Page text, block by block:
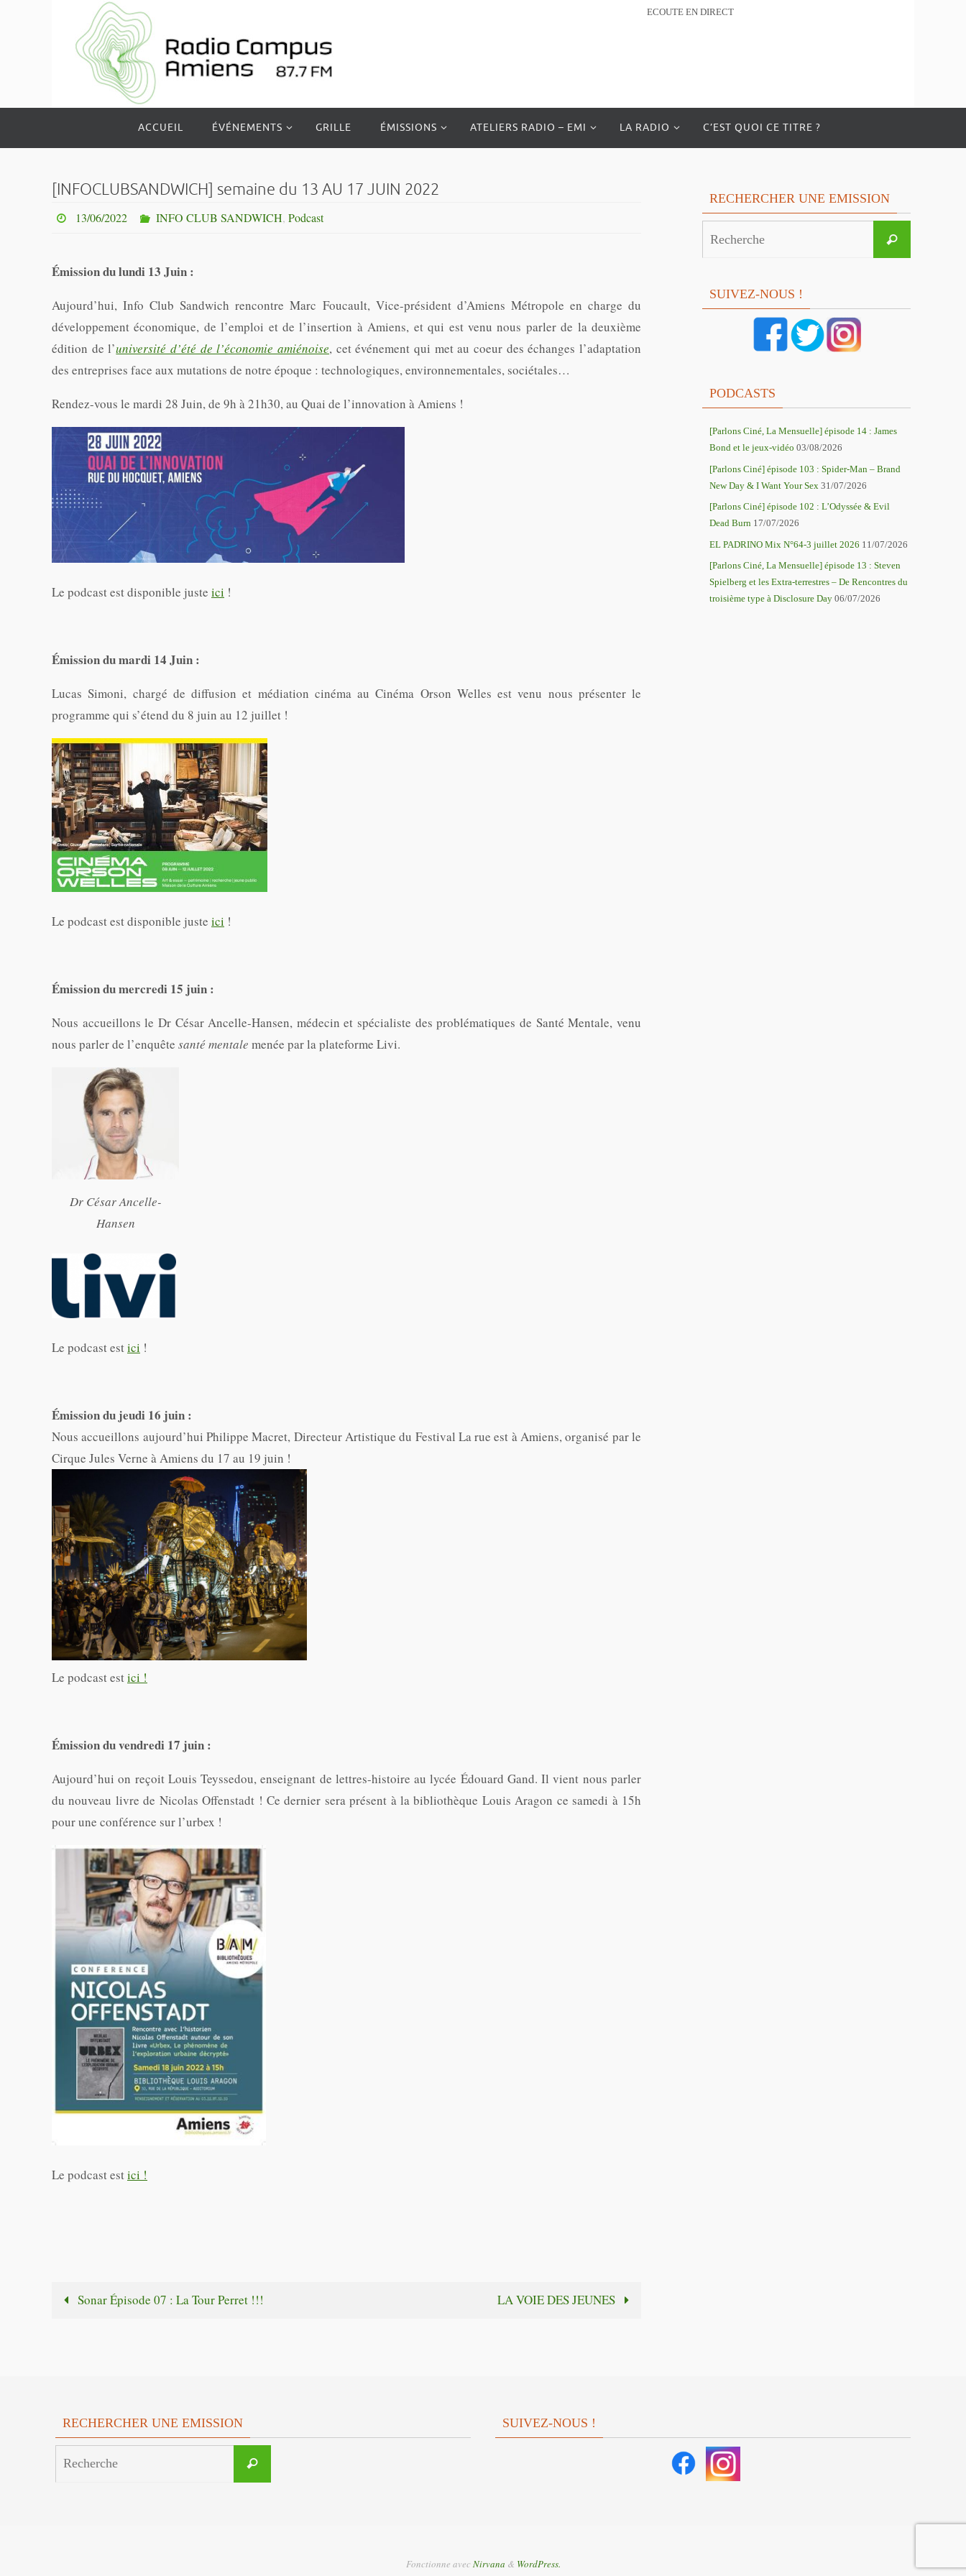
ECOUTE EN DIRECT
le
ACCUEIL ÉVÉNEMENTS GRILLE ÉMISSIONS ATELIERS RADIO – EMI LA RADIO C’EST QUOI CE TITRE ?
[INFOCLUBSANDWICH] semaine du 13 AU 17 JUIN 2022
13/06/2022 INFO CLUB SANDWICH, Podcast
Émission du lundi 13 Juin :
Aujourd’hui, Info Club Sandwich rencontre Marc Foucault, Vice-président d’Amiens Métropole en charge du
développement économique, de l’emploi et de l’insertion à Amiens, et qui est venu nous parler de la deuxième
édition de l’université d’été de l’économie amiénoise, cet événement qui met au coeur des échanges l’adaptation
des entreprises face aux mutations de notre époque : technologiques, environnementales, sociétales…
Rendez-vous le mardi 28 Juin, de 9h à 21h30, au Quai de l’innovation à Amiens !
Le podcast est disponible juste ici !
Émission du mardi 14 Juin :
Lucas Simoni, chargé de diffusion et médiation cinéma au Cinéma Orson Welles est venu nous présenter le
programme qui s’étend du 8 juin au 12 juillet !
Le podcast est disponible juste ici !
Émission du mercredi 15 juin :
Nous accueillons le Dr César Ancelle-Hansen, médecin et spécialiste des problématiques de Santé Mentale, venu
nous parler de l’enquête santé mentale menée par la plateforme Livi.
Dr César Ancelle-
Hansen
Le podcast estici !
Émission du jeudi 16 juin :
Nous accueillons aujourd’hui Philippe Macret, Directeur Artistique du Festival La rue est à Amiens, organisé par le
Cirque Jules Verne à Amiens du 17 au 19 juin !
Le podcast estici !
Émission du vendredi 17 juin :
Aujourd’hui on reçoit Louis Teyssedou, enseignant de lettres-histoire au lycée Édouard Gand. Il vient nous parler
du nouveau livre de Nicolas Offenstadt ! Ce dernier sera présent à la bibliothèque Louis Aragon ce samedi à 15h
pour une conférence sur l’urbex !
Le podcast estici !
Sonar Épisode 07 : La Tour Perret !!! LA VOIE DES JEUNES
RECHERCHER UNE EMISSION
Recherche
SUIVEZ-NOUS !
PODCASTS
[Parlons Ciné, La Mensuelle] épisode 14 : James
Bond et le jeux-vidéo 03/08/2026
[Parlons Ciné] épisode 103 : Spider-Man – Brand
New Day & I Want Your Sex 31/07/2026
[Parlons Ciné] épisode 102 : L’Odyssée & Evil
Dead Burn 17/07/2026
EL PADRINO Mix N°64-3 juillet 2026 11/07/2026
[Parlons Ciné, La Mensuelle] épisode 13 : Steven
Spielberg et les Extra-terrestres – De Rencontres du
troisième type à Disclosure Day 06/07/2026
RECHERCHER UNE EMISSION
Recherche
SUIVEZ-NOUS !
Fonctionne avec Nirvana & WordPress.